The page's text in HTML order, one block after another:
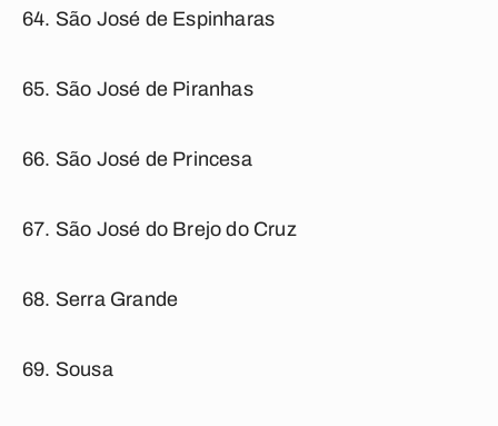
São José de Espinharas
São José de Piranhas
São José de Princesa
São José do Brejo do Cruz
Serra Grande
Sousa